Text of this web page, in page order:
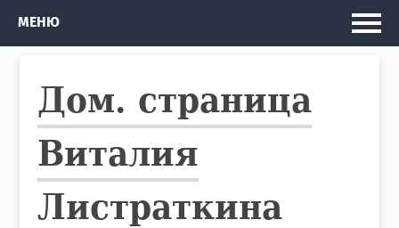
Рассказы и Повести
Изданные книги
Автобус
Кто я
МЕНЮ
Дом. страница
Виталия
Листраткина